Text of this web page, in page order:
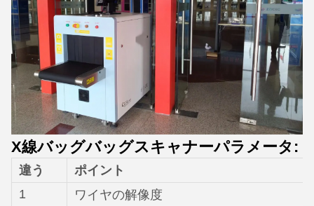
X線バッグバッグスキャナーパラメータ:
違う
ポイント
1
ワイヤの解像度